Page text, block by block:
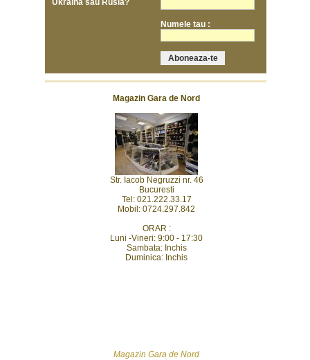
Ukraina sau Rusia?
Numele tau :
Magazin Gara de Nord
Str. Iacob Negruzzi nr. 46
Bucuresti
Tel: 021.222.33.17
Mobil: 0724.297.842
ORAR :
Luni -Vineri: 9:00 - 17:30
Sambata: Inchis
Duminica: Inchis
Magazin Gara de Nord